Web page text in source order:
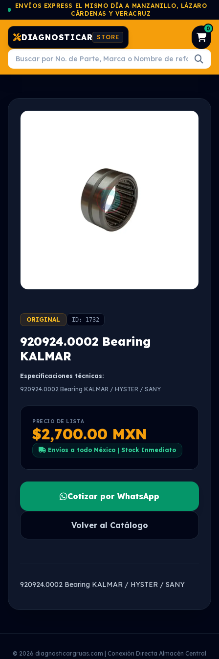
ENVÍOS EXPRESS EL MISMO DÍA A MANZANILLO, LÁZARO
CÁRDENAS Y VERACRUZ
DIAGNOSTICAR STORE
0
ORIGINAL ID: 1732
920924.0002 Bearing
KALMAR
Especificaciones técnicas:
920924.0002 Bearing KALMAR / HYSTER / SANY
PRECIO DE LISTA
$2,700.00 MXN
Envíos a todo México | Stock Inmediato
Cotizar por WhatsApp
Volver al Catálogo
920924.0002 Bearing KALMAR / HYSTER / SANY
© 2026 diagnosticargruas.com | Conexión Directa Almacén Central